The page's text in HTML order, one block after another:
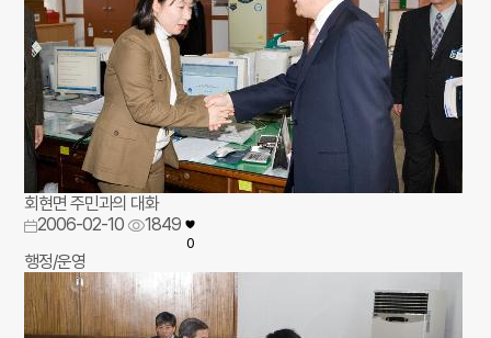
회현면 주민과의 대화
2006-02-10
1849
0
행정/운영